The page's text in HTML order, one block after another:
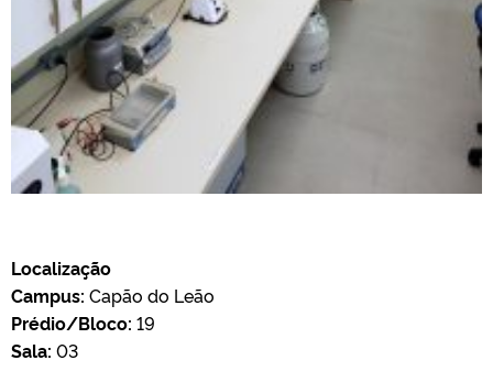
Localização
Campus: Capão do Leão
Prédio/Bloco: 19
Sala: 03